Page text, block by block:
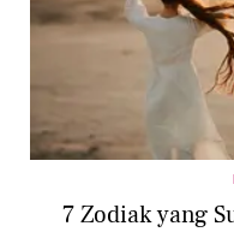
7 Zodiak yang